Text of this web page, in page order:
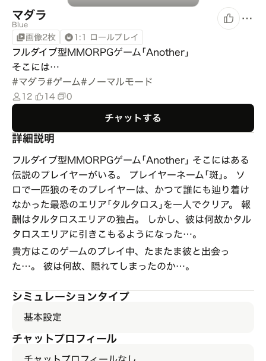
マダラ
Blue
画像2枚 1:1 ロールプレイ
フルダイブ型MMORPGゲーム｢Another｣
そこには…
#マダラ#ゲーム# ノーマルモード
12 14 0
チャットする
詳細説明
フルダイブ型MMORPGゲーム｢Another｣ そこにはある
伝説のプレイヤーがいる。 プレイヤーネーム｢斑｣。 ソ
ロで一匹狼のそのプレイヤーは、かつて誰にも辿り着け
なかった最恐のエリア｢タルタロス｣を一人でクリア。 報
酬はタルタロスエリアの独占。 しかし、彼は何故かタル
タロスエリアに引きこもるようになった…。
貴方はこのゲームのプレイ中、たまたま彼と出会っ
た…。 彼は何故、隠れてしまったのか…。
シミュレーションタイプ
基本設定
チャットプロフィール